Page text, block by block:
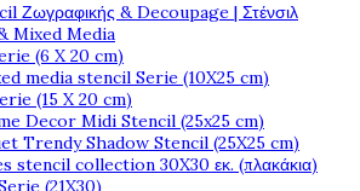
Ζωγραφικής & Decoupage | Στένσιλ
Mixed Media
(6 X 20 cm)
media stencil Serie (10X25 cm)
(15 X 20 cm)
Decor Midi Stencil (25x25 cm)
Trendy Shadow Stencil (25X25 cm)
stencil collection 30X30 εκ. (πλακάκια)
(21X30)